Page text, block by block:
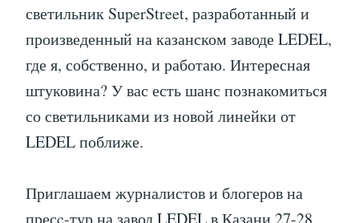
светильник SuperStreet, разработанный и
произведенный на казанском заводе LEDEL,
где я, собственно, и работаю. Интересная
штуковина? У вас есть шанс познакомиться
со светильниками из новой линейки от
LEDEL поближе.
Приглашаем журналистов и блогеров на